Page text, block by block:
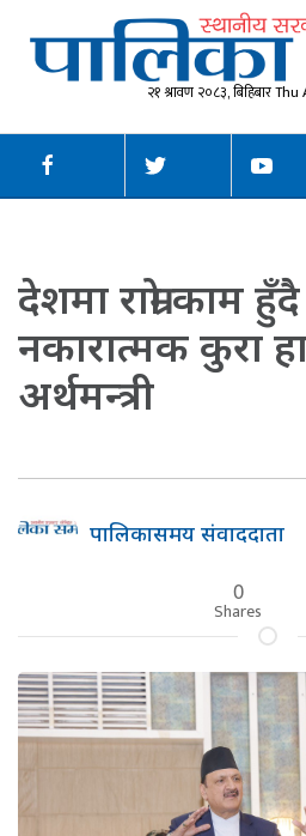
२१ श्रावण २०८३, बिहिबार
देशमा राम्रो काम हुँदै
नकारात्मक कुरा
अर्थमन्त्री
पालिकासमय संवाददाता
0
Shares